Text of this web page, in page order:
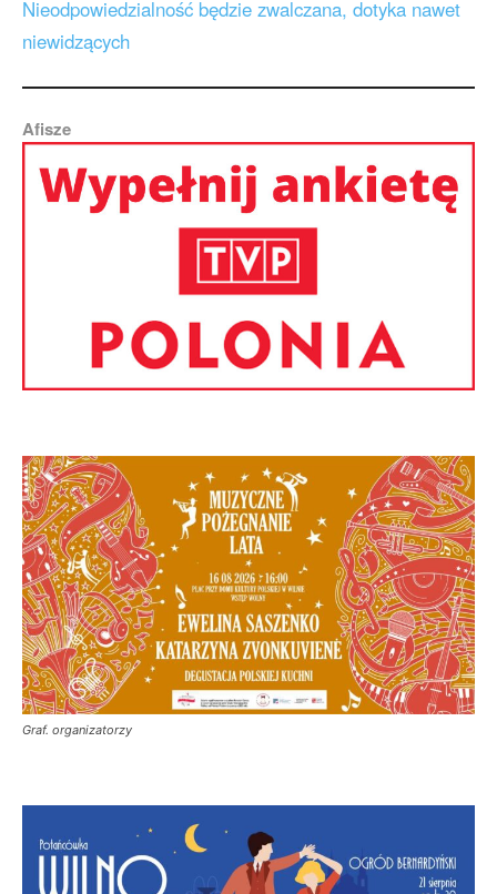
Nieodpowiedzialność będzie zwalczana, dotyka nawet
niewidzących
Afisze
Graf. organizatorzy